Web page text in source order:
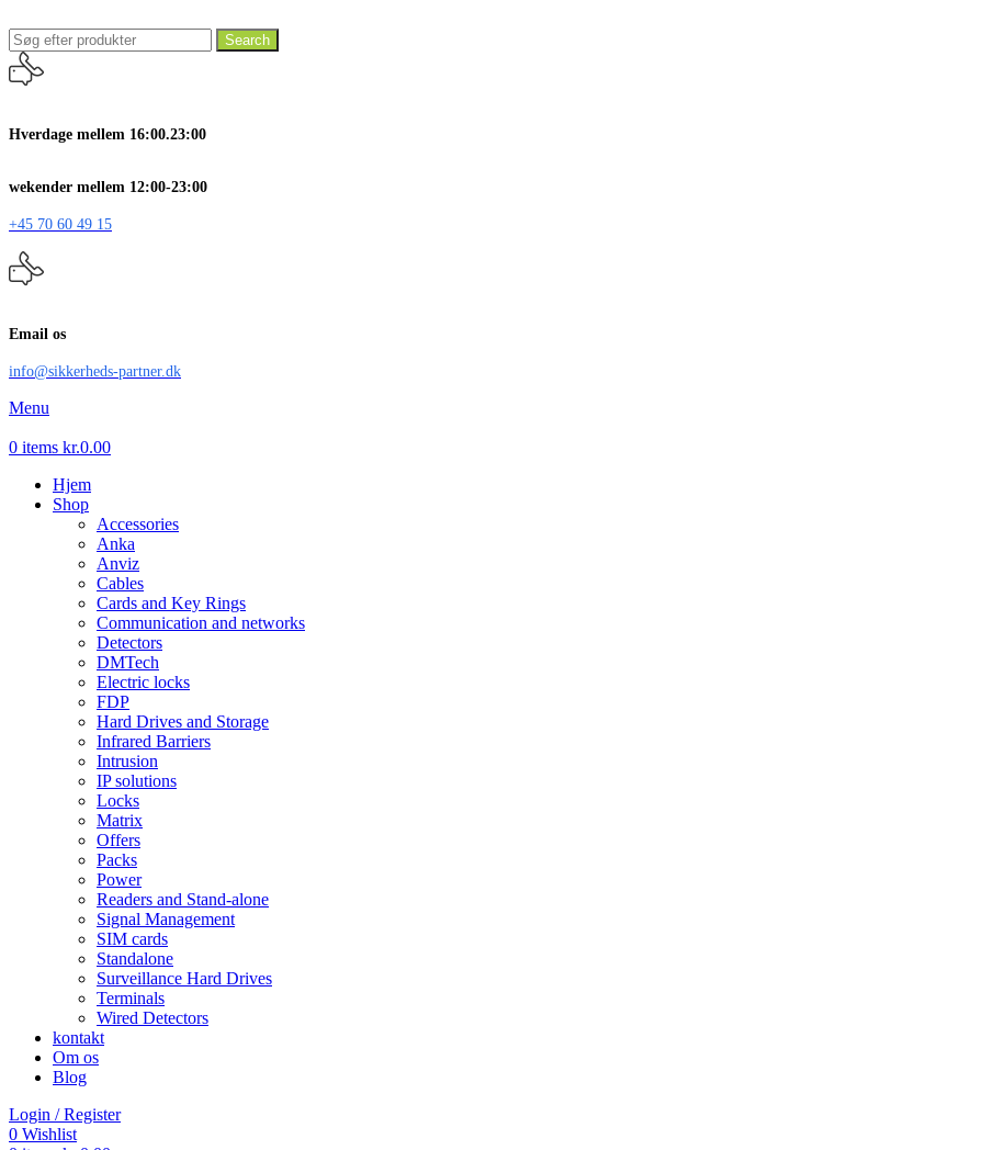
Search
Hverdage mellem 16:00.23:00
wekender mellem 12:00-23:00
+45 70 60 49 15
Email os
info@sikkerheds-partner.dk
Menu
0 items kr.0.00
Hjem
Shop
Accessories
Anka
Anviz
Cables
Cards and Key Rings
Communication and networks
Detectors
DMTech
Electric locks
FDP
Hard Drives and Storage
Infrared Barriers
Intrusion
IP solutions
Locks
Matrix
Offers
Packs
Power
Readers and Stand-alone
Signal Management
SIM cards
Standalone
Surveillance Hard Drives
Terminals
Wired Detectors
kontakt
Om os
Blog
Login / Register
0 Wishlist